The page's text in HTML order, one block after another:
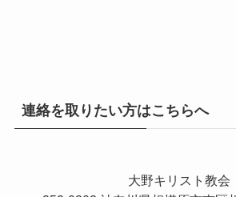
連絡を取りたい方はこちらへ
大野キリスト教会